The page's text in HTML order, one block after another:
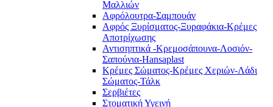
Μαλλιών
Αφρόλουτρα-Σαμπουάν
Αφρός Ξυρίσματος-Ξυραφάκια-Κρέμες
Αποτρίχωσης
Αντισηπτικά -Κρεμοσάπουνα-Λοσιόν-
Σαπούνια-Hansaplast
Κρέμες Σώματος-Κρέμες Χεριών-Λάδι
Σώματος-Τάλκ
Σερβιέτες
Στοματική Υγεινή